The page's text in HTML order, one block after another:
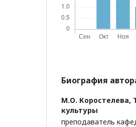
Биография
М.О. Коростелева,
культуры
преподаватель